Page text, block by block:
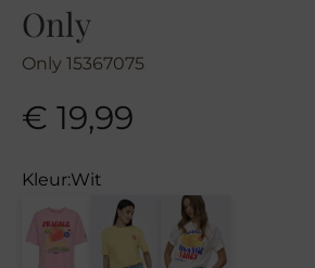
Only
Only 15367075
€ 19,99
Kleur:Wit